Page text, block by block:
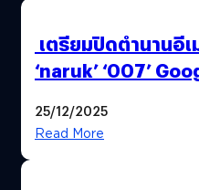
เตรียมปิดตำนานอีเ
‘naruk’ ‘007’
25/12/2025
Read More